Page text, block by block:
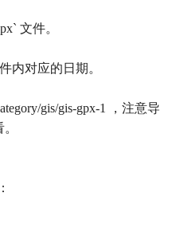
文件。
内对应的日期。
gis/gis-gpx-1 ，注意导